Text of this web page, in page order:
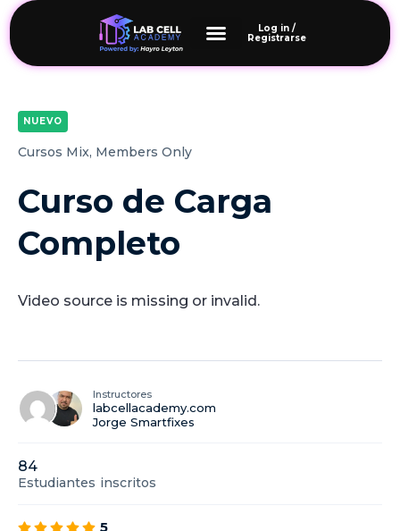
Log in /
Registrarse
Cursos Mix, Members Only
NUEVO
Curso de Carga
Completo
Video source is missing or invalid.
Instructores
labcellacademy.com
Jorge Smartfixes
84
Estudiantes inscritos
5